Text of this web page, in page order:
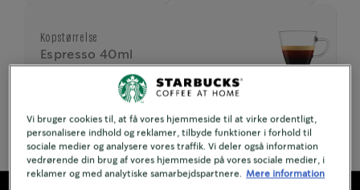
Kopstørrelse
Espresso 40ml
See Ingredienser
Vi bruger cookies til, at få vores hjemmeside til at virke ordentligt,
personalisere indhold og reklamer, tilbyde funktioner i forhold til
sociale medier og analysere vores traffik. Vi deler også information
vedrørende din brug af vores hjemmeside på vores sociale medier, i
reklamer og med analytiske samarbejdspartnere.
Mere information